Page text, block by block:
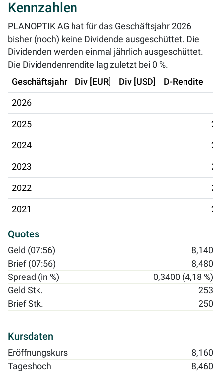
Kennzahlen
PLANOPTIK AG hat für das Geschäftsjahr 2026
bisher (noch) keine Dividende ausgeschüttet. Die
Dividenden werden einmal jährlich ausgeschüttet.
Die Dividendenrendite lag zuletzt bei 0 %.
Geschäftsjahr
Div [EUR] Div [USD] D-Rendite
2026
2025
2024
2023
2022
2021
Quotes
Geld (07:56)
8,140
Brief (07:56)
8,480
Spread (in %)
0,3400 (4,18 %)
Geld Stk.
253
Brief Stk.
250
Kursdaten
Eröffnungskurs
8,160
Tageshoch
8,460